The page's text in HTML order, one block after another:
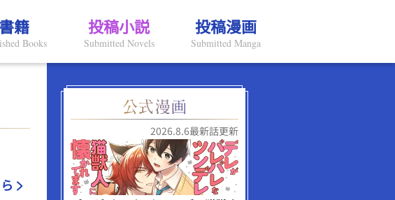
書籍
Books
投稿小説
Submitted Novels
投稿漫画
Submitted Manga
2026.8.6最新話更新